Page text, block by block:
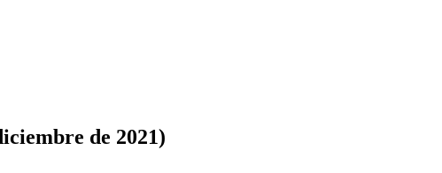
de 2021)